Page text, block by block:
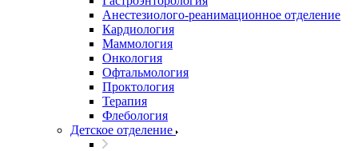
Анестезиолого-реанимационное отделение
Кардиология
Маммология
Онкология
Офтальмология
Проктология
Терапия
Флебология
Детское отделение